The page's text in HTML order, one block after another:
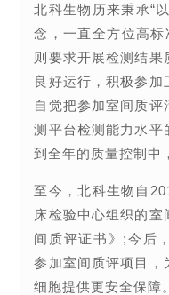
北科生物历来秉承“
念，一直全方位高
则要求开展检测结果
良好运行，积极参加
自觉把参加室间质评
测平台检测能力水平
到全年的质量控制中
至今，北科生物自
床检验中心组织的室
间质评证书》;今后
参加室间质评项目，
细胞提供更安全保障。